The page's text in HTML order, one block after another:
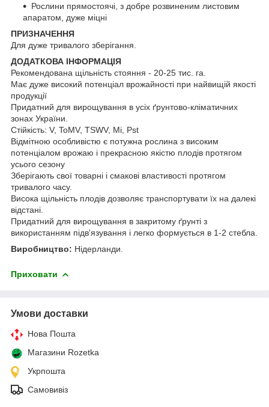
Рослини прямостоячі, з добре розвиненим листовим
апаратом, дуже міцні
ПРИЗНАЧЕННЯ
Для дуже тривалого зберігання.
ДОДАТКОВА ІНФОРМАЦІЯ
Рекомендована щільність стояння - 20-25 тис. га.
Має дуже високий потенціал врожайності при найвищій якості
продукції
Придатний для вирощування в усіх ґрунтово-кліматичних
зонах України.
Стійкість: V, ToMV, TSWV, Mi, Pst
Відмітною особливістю є потужна рослина з високим
потенціалом врожаю і прекрасною якістю плодів протягом
усього сезону
Зберігають свої товарні і смакові властивості протягом
тривалого часу.
Висока щільність плодів дозволяє транспортувати їх на далекі
відстані.
Придатний для вирощування в закритому ґрунті з
використанням підв'язування і легко формується в 1-2 стебла.
Виробництво: Нідерланди.
Приховати
Умови доставки
Нова Пошта
Магазини Rozetka
Укрпошта
Самовивіз